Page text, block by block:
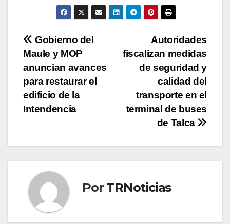
Navegación
de
entradas
Autoridades
fiscalizan medidas
de seguridad y
calidad del
transporte en el
terminal de buses
de Talca
Gobierno del
Maule y MOP
anuncian avances
para restaurar el
edificio de la
Intendencia
Por TRNoticias